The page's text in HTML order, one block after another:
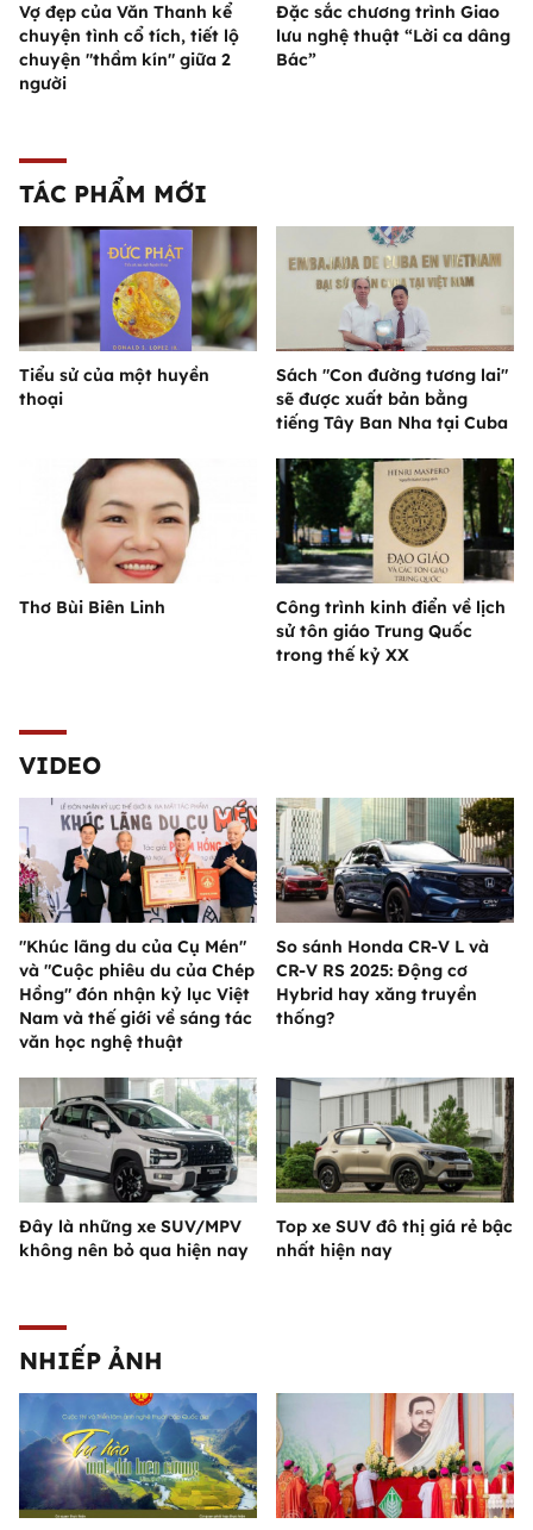
Vợ đẹp của Văn Thanh kể
chuyện tình cổ tích, tiết lộ
chuyện "thầm kín" giữa 2
người
Đặc sắc chương trình Giao
lưu nghệ thuật “Lời ca dâng
Bác”
TÁC PHẨM MỚI
Tiểu sử của một huyền
thoại
Sách "Con đường tương lai"
sẽ được xuất bản bằng
tiếng Tây Ban Nha tại Cuba
Thơ Bùi Biên Linh
Công trình kinh điển về lịch
sử tôn giáo Trung Quốc
trong thế kỷ XX
VIDEO
"Khúc lãng du của Cụ Mén"
và "Cuộc phiêu du của Chép
Hồng" đón nhận kỷ lục Việt
Nam và thế giới về sáng tác
văn học nghệ thuật
So sánh Honda CR-V L và
CR-V RS 2025: Động cơ
Hybrid hay xăng truyền
thống?
Đây là những xe SUV/MPV
không nên bỏ qua hiện nay
Top xe SUV đô thị giá rẻ bậc
nhất hiện nay
NHIẾP ẢNH